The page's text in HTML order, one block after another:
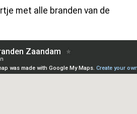
met alle branden van de